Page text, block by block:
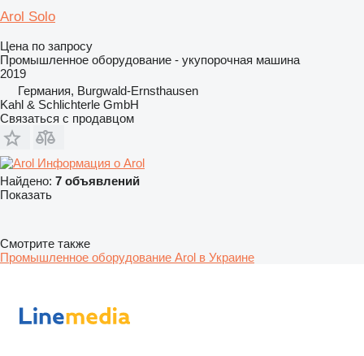
Arol Solo
Цена по запросу
Промышленное оборудование - укупорочная машина
2019
Германия, Burgwald-Ernsthausen
Kahl & Schlichterle GmbH
Связаться с продавцом
Информация о Arol
Найдено: 7 объявлений
Показать
Смотрите также
Промышленное оборудование Arol в Украине